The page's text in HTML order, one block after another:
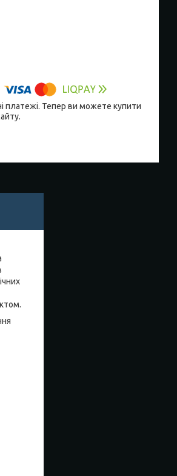
платежі. Тепер ви можете купити